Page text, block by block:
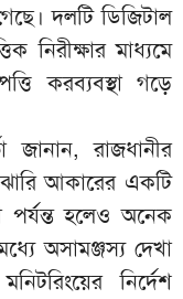
দলটি ডিজিটাল
নিরীক্ষার মাধ্যমে
করব্যবস্থা গড়ে
জানান, রাজধানীর
আকারের একটি
পর্যন্ত হলেও অনেক
অসামঞ্জস্য দেখা
নির্দেশ